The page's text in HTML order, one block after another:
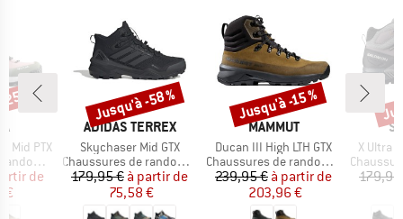
Mid PTX
réduit
de
€
%
MARQUE
ADIDAS TERREX
Article
Skychaser Mid GTX
Product group
Chaussures de randonnée
Prix
179,95 € Prix réduit
à partir de
75,58 €
Remise
Jusqu'à -58 %
MARQUE
MAMMUT
Article
Ducan III High LTH GTX
Product group
Chaussures de randonnée
Prix
239,95 € Prix réduit
à partir de
203,96 €
Remise
Jusqu'à -15 %
Article
X Ultra 5
Product